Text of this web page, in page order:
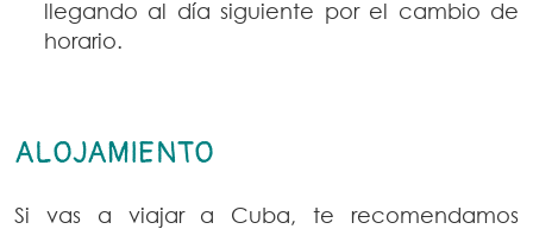
llegando al día siguiente por el cambio de
horario.
ALOJAMIENTO
Si vas a viajar a Cuba, te recomendamos